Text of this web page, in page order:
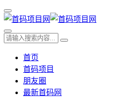
首页
首码项目
朋友圈
最新首码网